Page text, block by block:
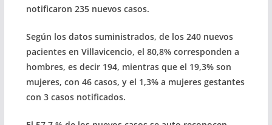
notificaron 235 nuevos casos.
Según los datos suministrados, de los 240 nuevos
pacientes en Villavicencio, el 80,8% corresponden a
hombres, es decir 194, mientras que el 19,3% son
mujeres, con 46 casos, y el 1,3% a mujeres gestantes
con 3 casos notificados.